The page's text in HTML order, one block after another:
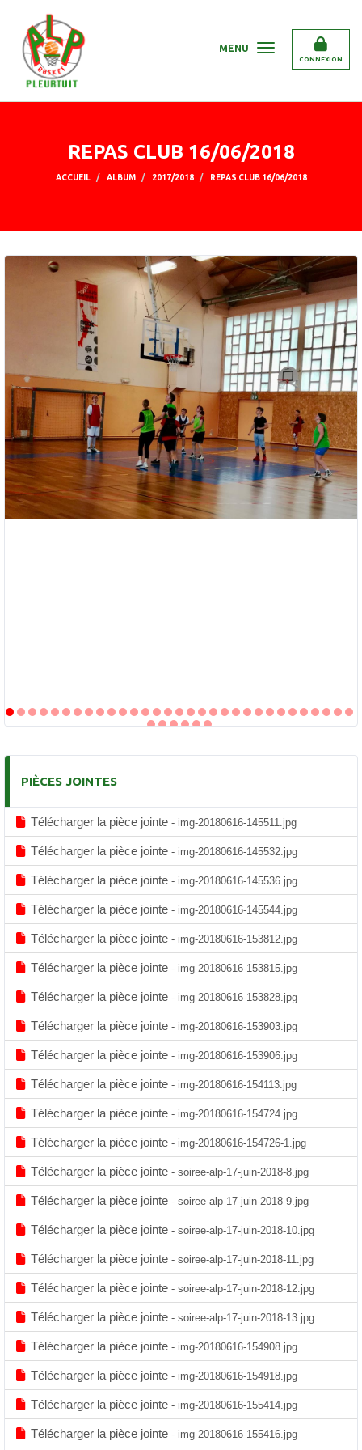
CONNEXION
MENU
REPAS CLUB 16/06/2018
ACCUEIL ALBUM 2017/2018 REPAS CLUB 16/06/2018
PIÈCES JOINTES
Télécharger la pièce jointe - img-20180616-145511.jpg
Télécharger la pièce jointe - img-20180616-145532.jpg
Télécharger la pièce jointe - img-20180616-145536.jpg
Télécharger la pièce jointe - img-20180616-145544.jpg
Télécharger la pièce jointe - img-20180616-153812.jpg
Télécharger la pièce jointe - img-20180616-153815.jpg
Télécharger la pièce jointe - img-20180616-153828.jpg
Télécharger la pièce jointe - img-20180616-153903.jpg
Télécharger la pièce jointe - img-20180616-153906.jpg
Télécharger la pièce jointe - img-20180616-154113.jpg
Télécharger la pièce jointe - img-20180616-154724.jpg
Télécharger la pièce jointe - img-20180616-154726-1.jpg
Télécharger la pièce jointe - soiree-alp-17-juin-2018-8.jpg
Télécharger la pièce jointe - soiree-alp-17-juin-2018-9.jpg
Télécharger la pièce jointe - soiree-alp-17-juin-2018-10.jpg
Télécharger la pièce jointe - soiree-alp-17-juin-2018-11.jpg
Télécharger la pièce jointe - soiree-alp-17-juin-2018-12.jpg
Télécharger la pièce jointe - soiree-alp-17-juin-2018-13.jpg
Télécharger la pièce jointe - img-20180616-154908.jpg
Télécharger la pièce jointe - img-20180616-154918.jpg
Télécharger la pièce jointe - img-20180616-155414.jpg
Télécharger la pièce jointe - img-20180616-155416.jpg